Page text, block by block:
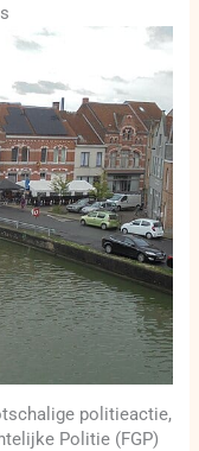
politieactie,
Politie (FGP)